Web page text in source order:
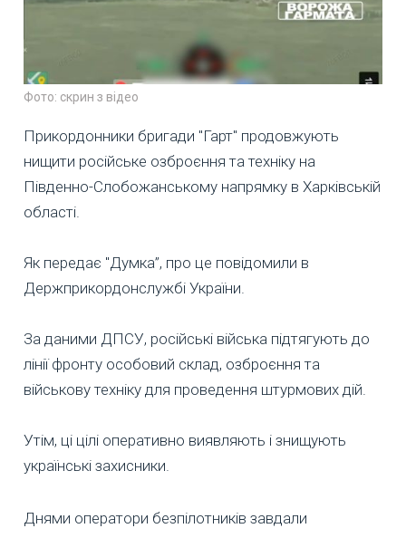
Фото: скрин з відео
Прикордонники бригади "Гарт" продовжують
нищити російське озброєння та техніку на
Південно-Слобожанському напрямку в Харківській
області.
Як передає "Думка”, про це повідомили в
Держприкордонслужбі України.
За даними ДПСУ, російські війська підтягують до
лінії фронту особовий склад, озброєння та
військову техніку для проведення штурмових дій.
Утім, ці цілі оперативно виявляють і знищують
українські захисники.
Днями оператори безпілотників завдали